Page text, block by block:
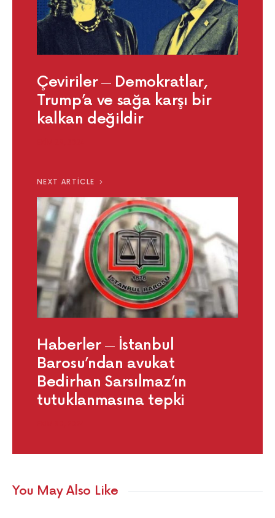
Çeviriler
Demokratlar,
Trump’a ve sağa karşı bir
kalkan değildir
NEXT ARTICLE
Haberler
İstanbul
Barosu’ndan avukat
Bedirhan Sarsılmaz’ın
tutuklanmasına tepki
You May Also Like